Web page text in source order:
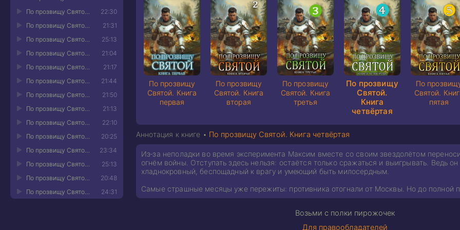
22:30
По прозвищу Святой. Книга четвёртая 11
21:31
По прозвищу Святой. Книга четвёртая 12
25:13
По прозвищу Святой. Книга четвёртая 13
21:04
По прозвищу Святой. Книга четвёртая 14
21:17
По прозвищу Святой. Книга четвёртая 15
21:44
По прозвищу Святой. Книга четвёртая 16
21:50
По прозвищу Святой. Книга четвёртая 17
21:13
По прозвищу Святой. Книга четвёртая 18
22:10
По прозвищу Святой. Книга четвёртая 19
20:25
По прозвищу Святой. Книга четвёртая 20
23:34
По прозвищу Святой. Книга четвёртая 21
25:13
По прозвищу Святой. Книга четвёртая 22
20:48
По прозвищу Святой. Книга четвёртая 23
24:31
По прозвищу Святой. Книга четвёртая 24
По прозвищу
Святой. Книга
первая
По прозвищу
Святой. Книга
вторая
По прозвищу
Святой. Книга
третья
По прозвищу
Святой.
Книга
четвёртая
По
Святой.
пятая
Аннотация к книге • По прозвищу Святой. Книга четвёртая
Из‑за неполадки во время эксперимента Максим вместе со своим звездолётом
огнём войны. Отступать здесь нельзя: остаётся только сражаться и выигрывать. Ведь
хладнокровный, беспощадный к врагу и умеющий быть милосердным.
Самые страшные месяцы уже пережиты: противника отогнали от Москвы. Но до полной
Возьми с полки пирожочек
Для правообладателей